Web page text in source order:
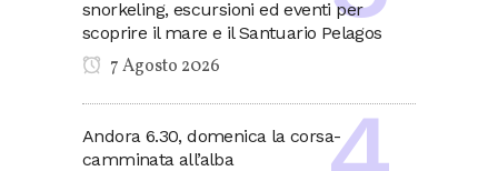
snorkeling, escursioni ed eventi per
scoprire il mare e il Santuario Pelagos
7 Agosto 2026
Andora 6.30, domenica la corsa-
camminata all’alba